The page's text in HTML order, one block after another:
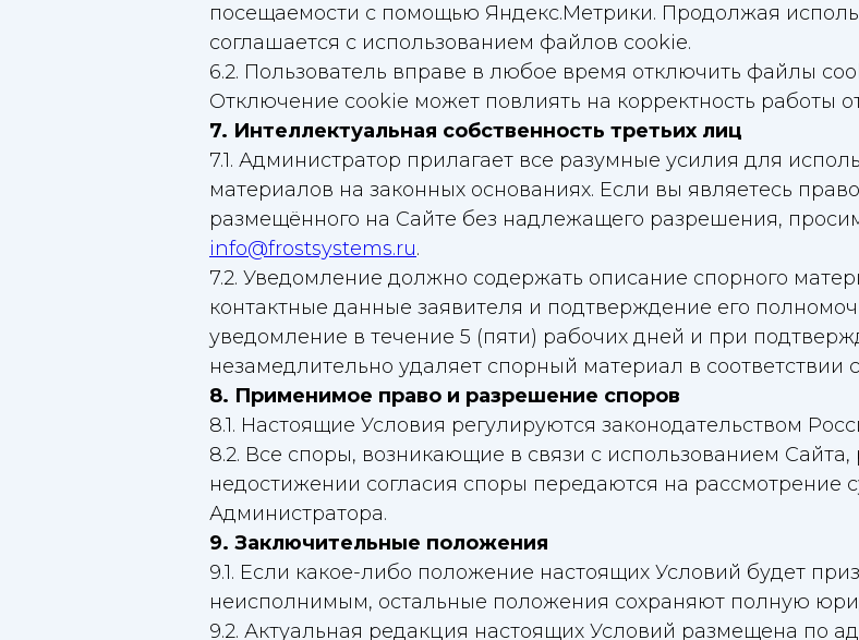
посещаемости с помощью Яндекс.Метрики. Продолжая
соглашается с использованием файлов cookie.
6.2. Пользователь вправе в любое время отключить файлы
Отключение cookie может повлиять на корректность работы
7. Интеллектуальная собственность третьих лиц
7.1. Администратор прилагает все разумные усилия для
материалов на законных основаниях. Если вы являетесь
размещённого на Сайте без надлежащего разрешения,
info@frostsystems.ru.
7.2. Уведомление должно содержать описание спорного
контактные данные заявителя и подтверждение его
уведомление в течение 5 (пяти) рабочих дней и при
незамедлительно удаляет спорный материал в соответствии
8. Применимое право и разрешение споров
8.1. Настоящие Условия регулируются законодательством
8.2. Все споры, возникающие в связи с использованием
недостижении согласия споры передаются на рассмотрение
Администратора.
9. Заключительные положения
9.1. Если какое-либо положение настоящих Условий будет
неисполнимым, остальные положения сохраняют полную
9.2. Актуальная редакция настоящих Условий размещена по